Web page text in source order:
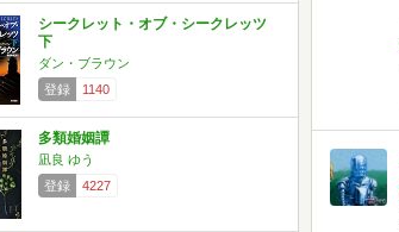
シークレット・オブ・シークレッツ
下
ダン・ブラウン
登録
1140
多類婚姻譚
凪良 ゆう
登録
4227